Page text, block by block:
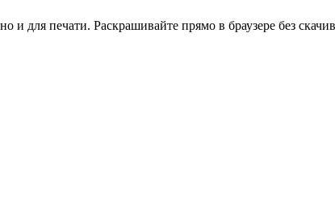
и для печати. Раскрашивайте прямо в браузере без